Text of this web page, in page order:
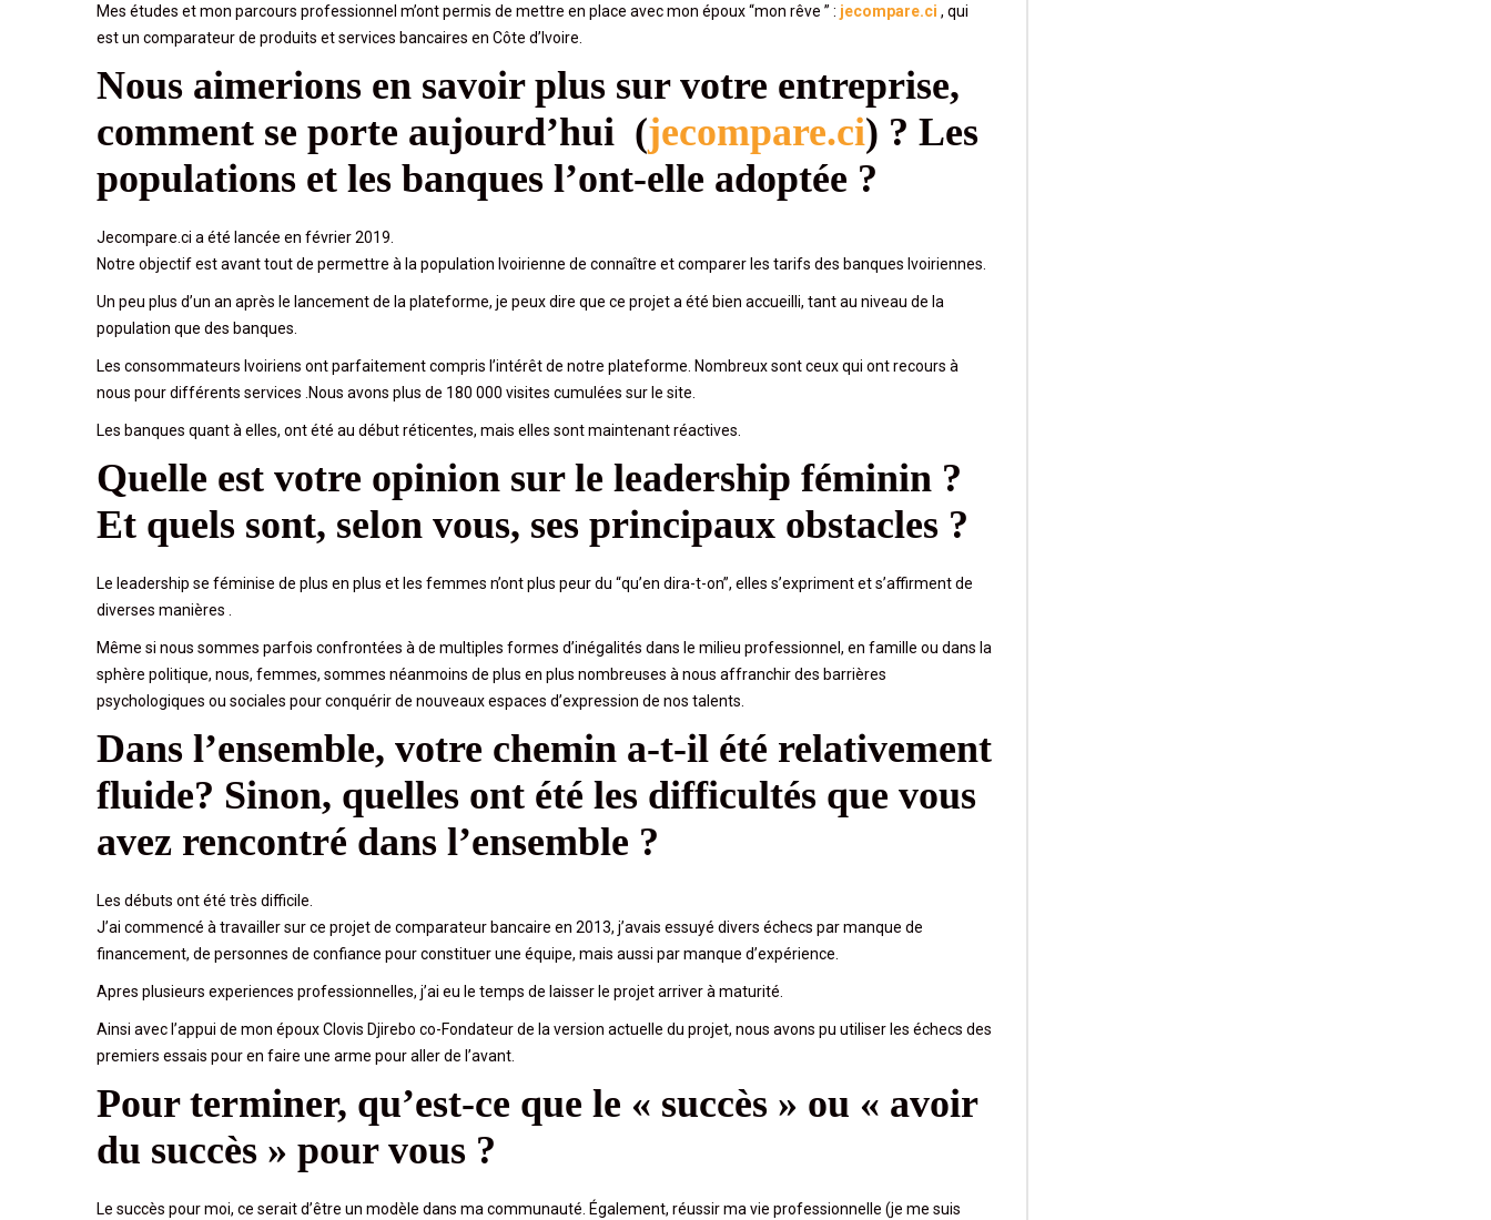
Mes études et mon parcours professionnel m’ont permis de mettre en place avec mon époux “mon rêve ” : jecompare.ci , qui
est un comparateur de produits et services bancaires en Côte d’Ivoire.
Nous aimerions en savoir plus sur votre entreprise,
comment se porte aujourd’hui (jecompare.ci) ? Les
populations et les banques l’ont-elle adoptée ?
Jecompare.ci a été lancée en février 2019.
Notre objectif est avant tout de permettre à la population Ivoirienne de connaître et comparer les tarifs des banques Ivoiriennes.
Un peu plus d’un an après le lancement de la plateforme, je peux dire que ce projet a été bien accueilli, tant au niveau de la
population que des banques.
Les consommateurs Ivoiriens ont parfaitement compris l’intérêt de notre plateforme. Nombreux sont ceux qui ont recours à
nous pour différents services .Nous avons plus de 180 000 visites cumulées sur le site.
Les banques quant à elles, ont été au début réticentes, mais elles sont maintenant réactives.
Quelle est votre opinion sur le leadership féminin ?
Et quels sont, selon vous, ses principaux obstacles ?
Le leadership se féminise de plus en plus et les femmes n’ont plus peur du “qu’en dira-t-on”, elles s’expriment et s’affirment de
diverses manières .
Même si nous sommes parfois confrontées à de multiples formes d’inégalités dans le milieu professionnel, en famille ou dans la
sphère politique, nous, femmes, sommes néanmoins de plus en plus nombreuses à nous affranchir des barrières
psychologiques ou sociales pour conquérir de nouveaux espaces d’expression de nos talents.
Dans l’ensemble, votre chemin a-t-il été relativement
fluide? Sinon, quelles ont été les difficultés que vous
avez rencontré dans l’ensemble ?
Les débuts ont été très difficile.
J’ai commencé à travailler sur ce projet de comparateur bancaire en 2013, j’avais essuyé divers échecs par manque de
financement, de personnes de confiance pour constituer une équipe, mais aussi par manque d’expérience.
Apres plusieurs experiences professionnelles, j’ai eu le temps de laisser le projet arriver à maturité.
Ainsi avec l’appui de mon époux Clovis Djirebo co-Fondateur de la version actuelle du projet, nous avons pu utiliser les échecs des
premiers essais pour en faire une arme pour aller de l’avant.
Pour terminer, qu’est-ce que le « succès » ou « avoir
du succès » pour vous ?
Le succès pour moi, ce serait d’être un modèle dans ma communauté. Également, réussir ma vie professionnelle (je me suis